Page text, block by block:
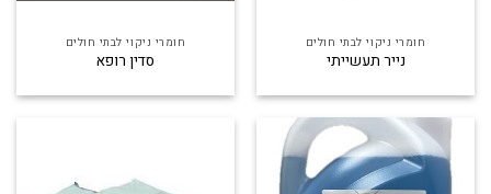
חומרי ניקוי לבתי חולים
נייר תעשייתי
חומרי ניקוי לבתי חולים
סדין רופא